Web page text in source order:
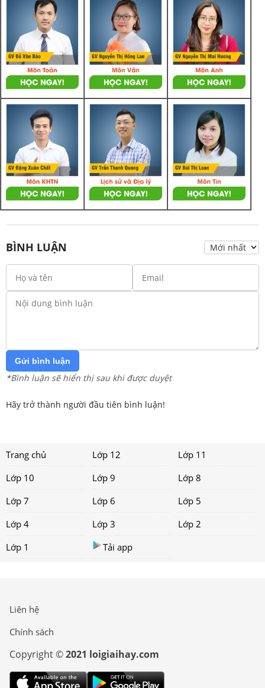
BÌNH LUẬN
Gửi bình luận
*Bình luận sẽ hiển thị sau khi được duyệt
Hãy trở thành người đầu tiên bình luận!
Trang chủ Lớp 12
Lớp 11
Lớp 10
Lớp 9
Lớp 8
Lớp 7
Lớp 6
Lớp 5
Lớp 4
Lớp 3
Lớp 2
Lớp 1
Tải app
Liên hệ
Chính sách
Copyright ©2021 loigiaihay.com